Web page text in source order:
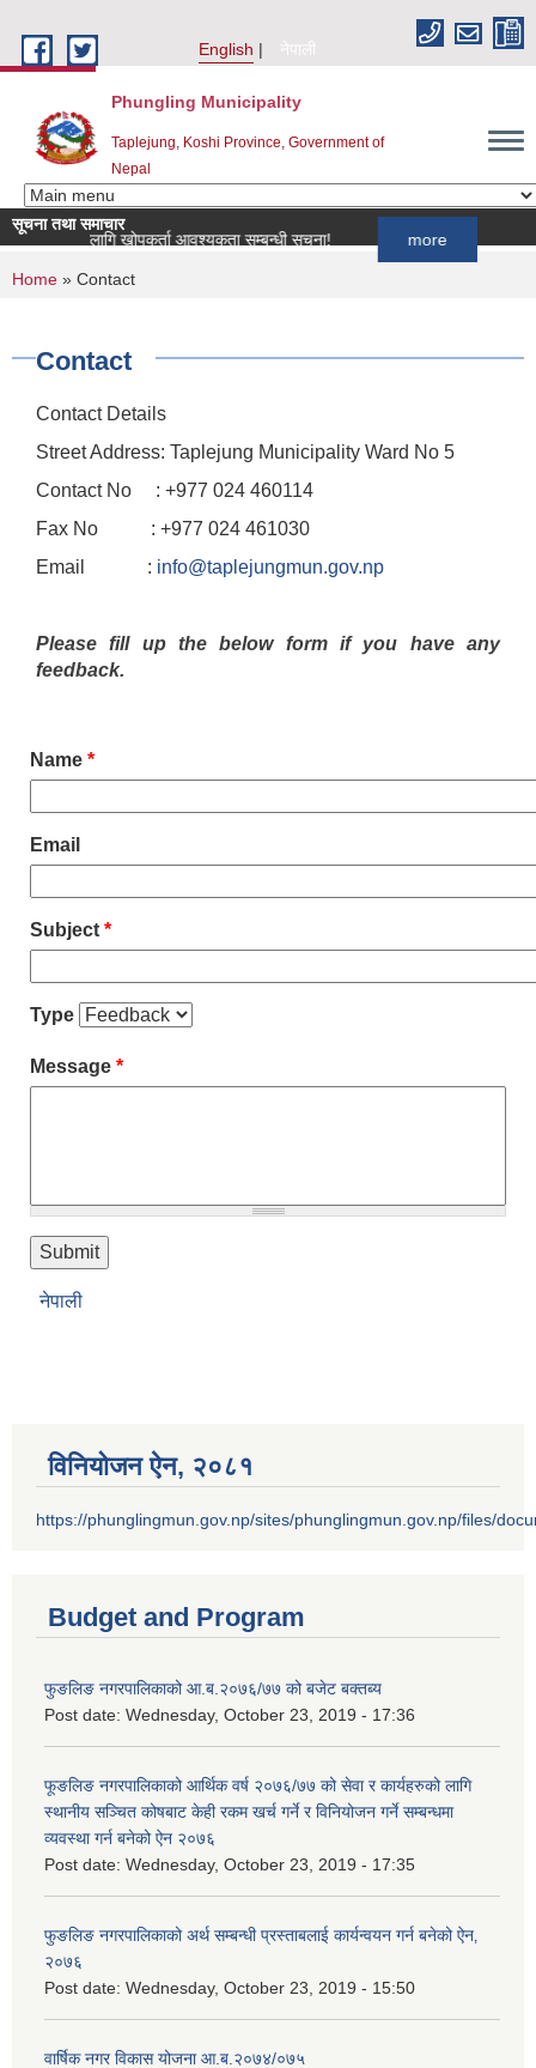
English
नेपाली
Phungling Municipality
Taplejung, Koshi Province, Government of
Nepal
सूचना तथा समाचार
लागि खोपकर्ता आवश्यकता सम्बन्धी सूचना!
You are here
Home » Contact
Contact
Contact Details
Street Address: Taplejung Municipality Ward No 5
Contact No : +977 024 460114
Fax No : +977 024 461030
Email : info@taplejungmun.gov.np
Please fill up the below form if you have any
feedback.
Name *
Email
Subject *
Type
Message *
नेपाली
विनियोजन ऐन‚ २०८१
https://phunglingmun.gov.np/sites/phunglingmun.gov.np/files/
Budget and Program
फुङलिङ नगरपालिकाको आ.ब.२०७६/७७ को बजेट बक्तब्य
Post date: Wednesday, October 23, 2019 - 17:36
फूङलिङ नगरपालिकाको आर्थिक वर्ष २०७६/७७ को सेवा र कार्यहरुको लागि
स्थानीय सञ्चित कोषबाट केही रकम खर्च गर्ने र विनियोजन गर्ने सम्बन्धमा
व्यवस्था गर्न बनेको ऐन २०७६
Post date: Wednesday, October 23, 2019 - 17:35
फुङलिङ नगरपालिकाको अर्थ सम्बन्धी प्रस्ताबलाई कार्यन्वयन गर्न बनेको ऐन‚
२०७६
Post date: Wednesday, October 23, 2019 - 15:50
वार्षिक नगर विकास योजना आ.ब.२०७४/०७५